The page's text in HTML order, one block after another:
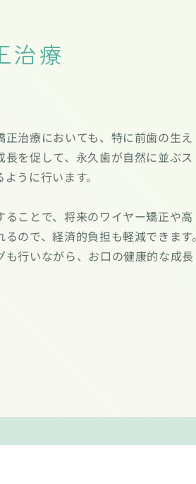
治療
正治療においても、特に前歯の生え
長を促して、永久歯が自然に並ぶス
うに行います。
ることで、将来のワイヤー矯正や高
ので、経済的負担も軽減できます。
も行いながら、お口の健康的な成長